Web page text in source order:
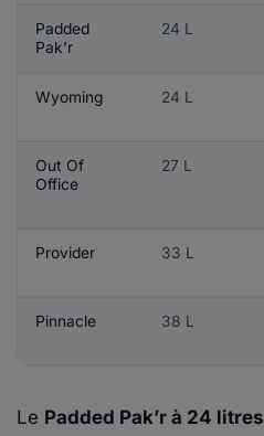
Padded
Pak’r
24 L
Wyoming 24 L
Out Of
Office
27 L
Provider 33 L
Pinnacle 38 L
Le Padded Pak’r à 24 litres